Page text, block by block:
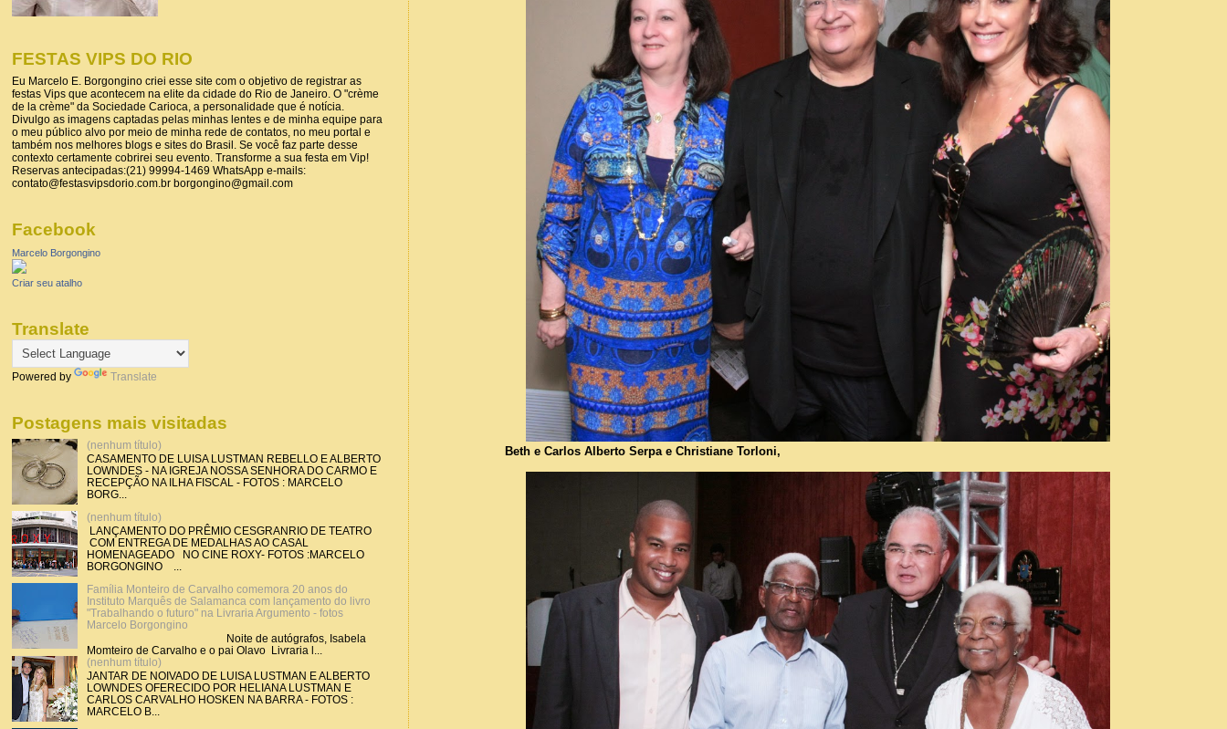
Beth e Carlos Alberto Serpa e Christiane Torloni,
FESTAS VIPS DO RIO
Eu Marcelo E. Borgongino criei esse site com o objetivo de registrar as
festas Vips que acontecem na elite da cidade do Rio de Janeiro. O "crème
de la crème" da Sociedade Carioca, a personalidade que é notícia.
Divulgo as imagens captadas pelas minhas lentes e de minha equipe para
o meu público alvo por meio de minha rede de contatos, no meu portal e
também nos melhores blogs e sites do Brasil. Se você faz parte desse
contexto certamente cobrirei seu evento. Transforme a sua festa em Vip!
Reservas antecipadas:(21) 99994-1469 WhatsApp e-mails:
contato@festasvipsdorio.com.br borgongino@gmail.com
Facebook
Marcelo Borgongino
Criar seu atalho
Translate
Powered by Translate
Postagens mais visitadas
(nenhum título)
CASAMENTO DE LUISA LUSTMAN REBELLO E ALBERTO
LOWNDES - NA IGREJA NOSSA SENHORA DO CARMO E
RECEPÇÃO NA ILHA FISCAL - FOTOS : MARCELO
BORG...
(nenhum título)
LANÇAMENTO DO PRÊMIO CESGRANRIO DE TEATRO
COM ENTREGA DE MEDALHAS AO CASAL
HOMENAGEADO NO CINE ROXY- FOTOS :MARCELO
BORGONGINO ...
Família Monteiro de Carvalho comemora 20 anos do
Instituto Marquês de Salamanca com lançamento do livro
"Trabalhando o futuro" na Livraria Argumento - fotos
Marcelo Borgongino
Noite de autógrafos, Isabela
Momteiro de Carvalho e o pai Olavo Livraria l...
(nenhum título)
JANTAR DE NOIVADO DE LUISA LUSTMAN E ALBERTO
LOWNDES OFERECIDO POR HELIANA LUSTMAN E
CARLOS CARVALHO HOSKEN NA BARRA - FOTOS :
MARCELO B...